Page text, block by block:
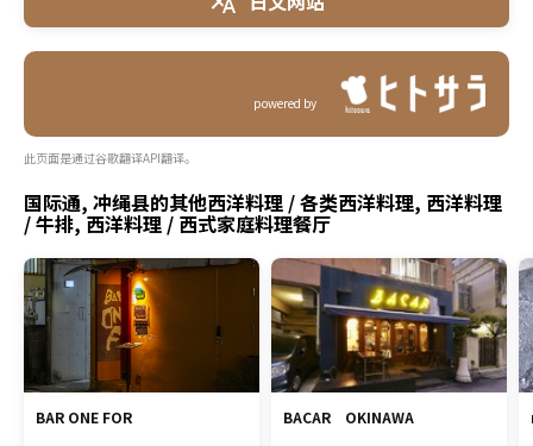
powered by
此页面是通过谷歌翻译API翻译。
国际通, 冲绳县的其他西洋料理 / 各类西洋料理, 西洋料理
/ 牛排, 西洋料理 / 西式家庭料理餐厅
BAR ONE FOR BACAR OKINAWA